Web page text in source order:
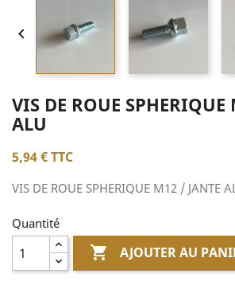

VIS DE ROUE SPHERIQUE
ALU
5,94 €TTC
VIS DE ROUE SPHERIQUE M12 / JANTE
Quantité
 AJOUTER AU